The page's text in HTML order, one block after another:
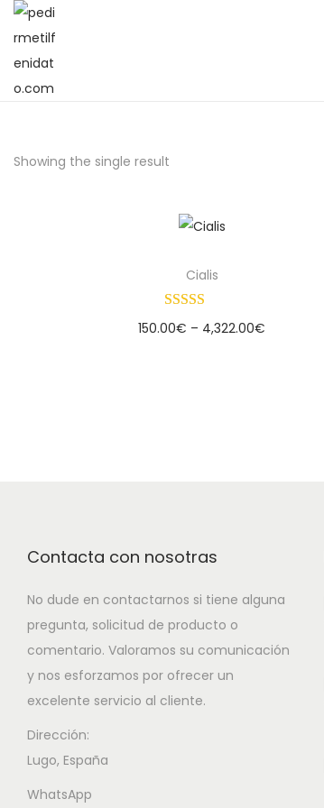
Showing the single result
Cialis
150.00€ – 4,322.00€
Contacta con nosotras
No dude en contactarnos si tiene alguna
pregunta, solicitud de producto o
comentario. Valoramos su comunicación
y nos esforzamos por ofrecer un
excelente servicio al cliente.
Dirección:
Lugo, España
WhatsApp